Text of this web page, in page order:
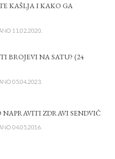
KAŠLJA I KAKO GA
11.02.2020.
BROJEVI NA SATU? (24
05.04.2023.
NAPRAVITI ZDRAVI SENDVIČ
04.05.2016.